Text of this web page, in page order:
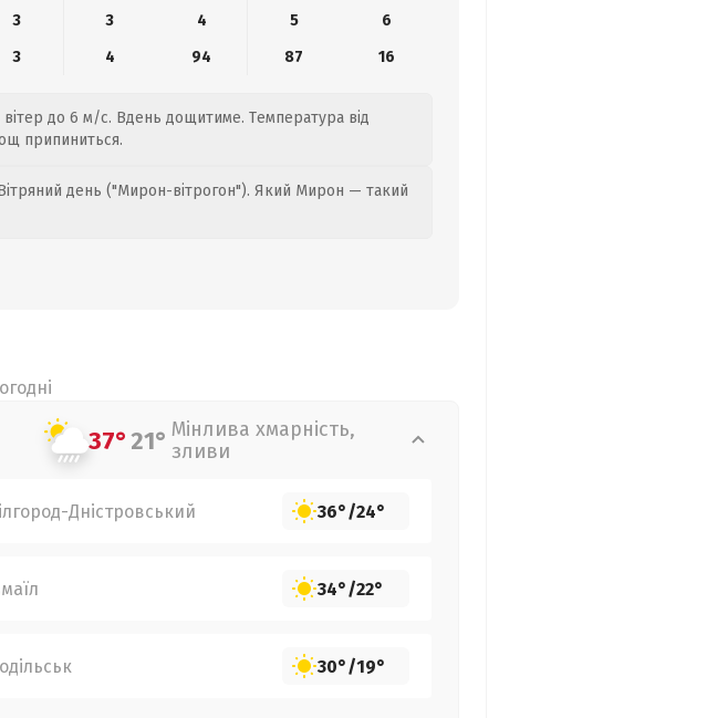
3 3 4 5
6
3 4 94 87 16
до 6 м/с. Вдень дощитиме. Температура від
припиниться.
день ("Мирон-вітрогон"). Який Мирон — такий
37°21° Мінлива хмарність,
зливи
Дністровський 36°/24°
34°/22°
30°/19°